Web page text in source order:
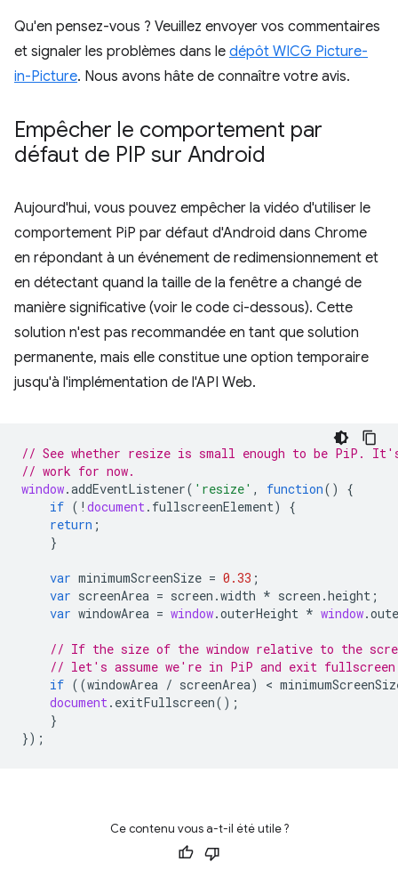
Qu'en pensez-vous ? Veuillez envoyer vos commentaires
et signaler les problèmes dans le dépôt WICG Picture-
in-Picture. Nous avons hâte de connaître votre avis.
Empêcher le comportement par
défaut de PIP sur Android
Aujourd'hui, vous pouvez empêcher la vidéo d'utiliser le
comportement PiP par défaut d'Android dans Chrome
en répondant à un événement de redimensionnement et
en détectant quand la taille de la fenêtre a changé de
manière significative (voir le code ci-dessous). Cette
solution n'est pas recommandée en tant que solution
permanente, mais elle constitue une option temporaire
jusqu'à l'implémentation de l'API Web.
// See whether resize is small enough to be PiP.
// work for now.
window.addEventListener( 'resize' , function()
{
if ( ! document. fullscreenElement)
{
return ;
}
var minimumScreenSize = 0.33 ;
var screenArea = screen .width * screen .height ;
var windowArea = window.outerHeight * window.
// If the size of the window relative to the
// let's assume we're in PiP and exit
if ((windowArea / screenArea) <
document. exitFullscreen();
}
});
Ce contenu vous a-t-il été utile ?